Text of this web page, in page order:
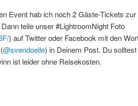
Event hab ich noch 2 Gäste-Tickets zur
teile unser #LightroomNight Foto
) auf Twitter oder Facebook mit den
@svendoelle) in Deinem Post. Du
ist leider ohne Reisekosten.